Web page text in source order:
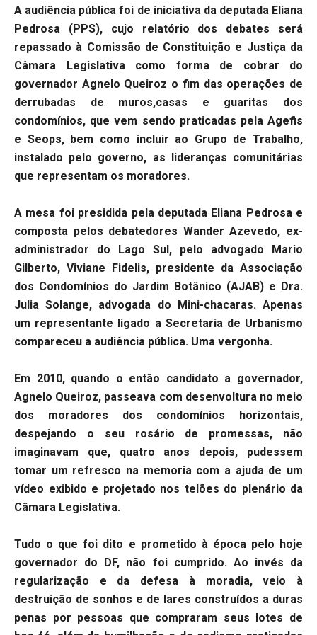
A audiência pública foi de iniciativa da deputada Eliana
Pedrosa (PPS), cujo relatório dos debates será
repassado à Comissão de Constituição e Justiça da
Câmara Legislativa como forma de cobrar do
governador Agnelo Queiroz o fim das operações de
derrubadas de muros,casas e guaritas dos
condomínios, que vem sendo praticadas pela Agefis
e Seops, bem como incluir ao Grupo de Trabalho,
instalado pelo governo, as lideranças comunitárias
que representam os moradores.
A mesa foi presidida pela deputada Eliana Pedrosa e
composta pelos debatedores Wander Azevedo, ex-
administrador do Lago Sul, pelo advogado Mario
Gilberto, Viviane Fidelis, presidente da Associação
dos Condomínios do Jardim Botânico (AJAB) e Dra.
Julia Solange, advogada do Mini-chacaras. Apenas
um representante ligado a Secretaria de Urbanismo
compareceu a audiência pública. Uma vergonha.
Em 2010, quando o então candidato a governador,
Agnelo Queiroz, passeava com desenvoltura no meio
dos moradores dos condomínios horizontais,
despejando o seu rosário de promessas, não
imaginavam que, quatro anos depois, pudessem
tomar um refresco na memoria com a ajuda de um
vídeo exibido e projetado nos telões do plenário da
Câmara Legislativa.
Tudo o que foi dito e prometido à época pelo hoje
governador do DF, não foi cumprido. Ao invés da
regularização e da defesa à moradia, veio à
destruição de sonhos e de lares construídos a duras
penas por pessoas que compraram seus lotes de